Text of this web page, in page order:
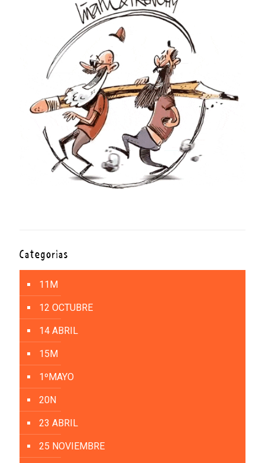
Categorías
11M
12 OCTUBRE
14 ABRIL
15M
1ºMAYO
20N
23 ABRIL
25 NOVIEMBRE